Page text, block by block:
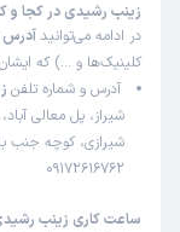
زینب رشیدی در کجا و
در ادامه می‌توانید
کلینیک‌ها و …) که
آدرس و شماره تلفن
شیراز، پل معالی
09172616762
ساعت کاری زینب